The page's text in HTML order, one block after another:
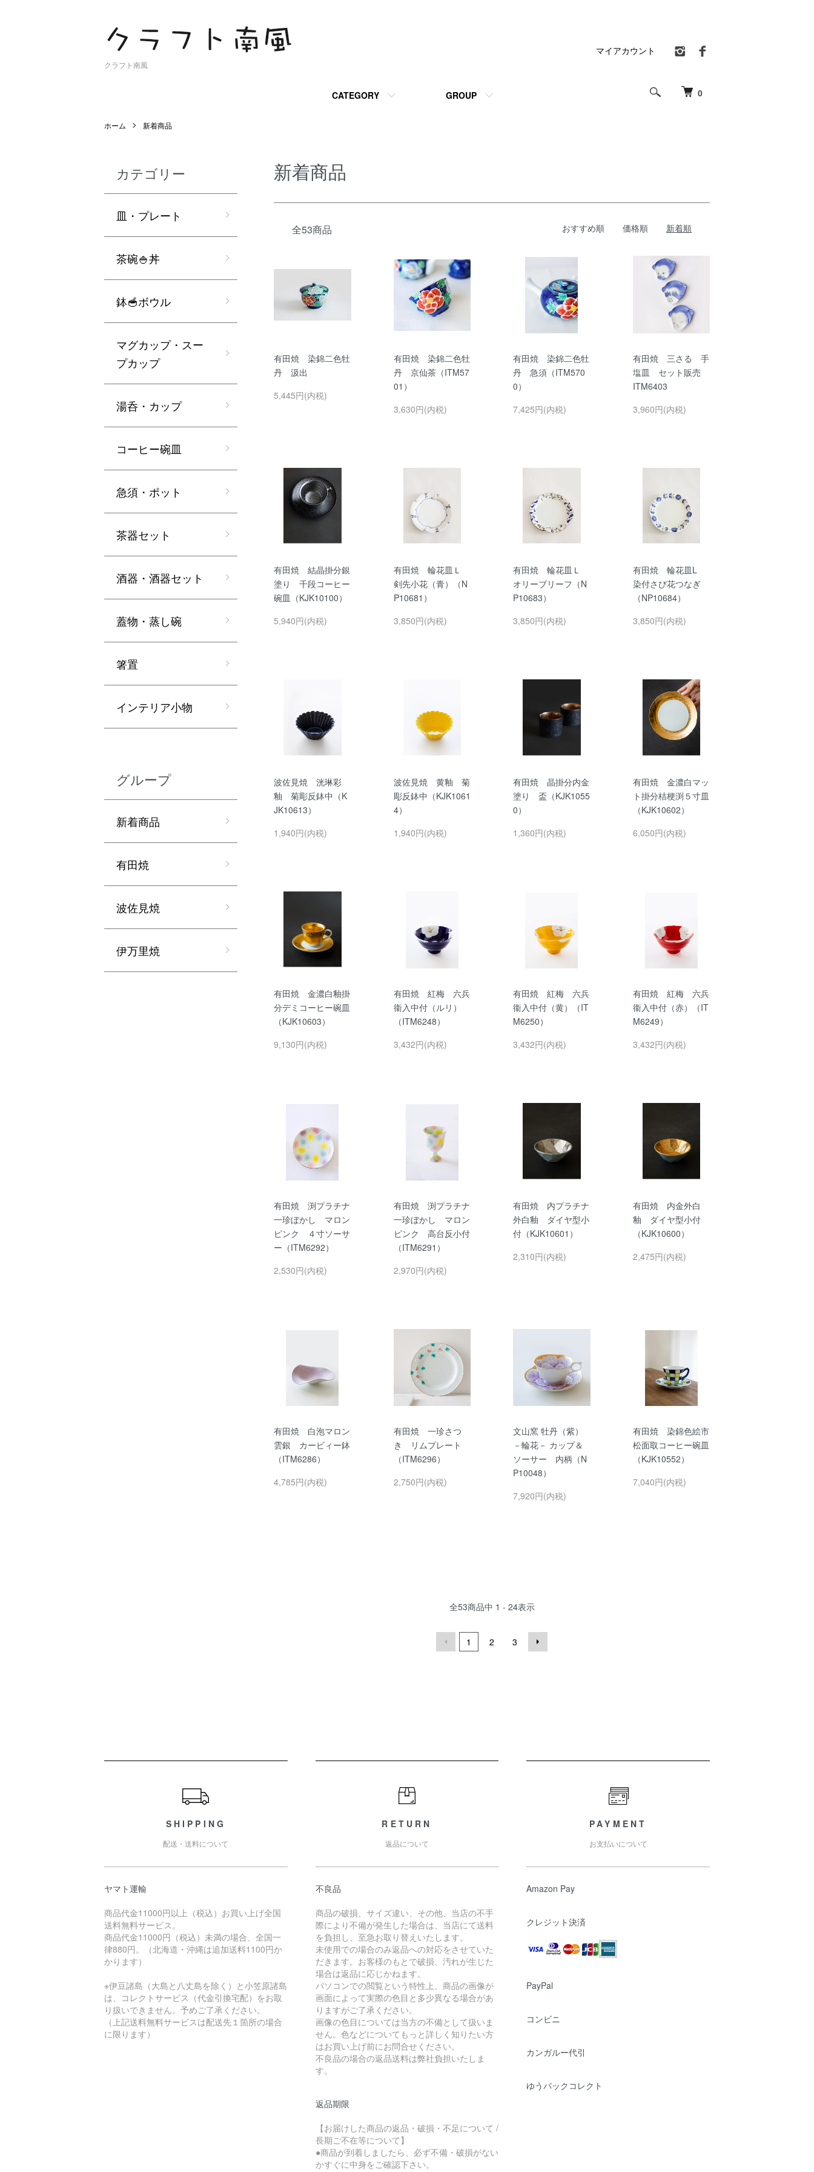
クラフト南風
0
CATEGORY GROUP
マイアカウント
ホーム 新着商品
新着商品
全53商品 おすすめ順 価格順 新着順
有田焼 染錦二色牡
丹 汲出
5,445円(内税)
有田焼 染錦二色牡
丹 京仙茶（ITM57
01）
3,630円(内税)
有田焼 染錦二色牡
丹 急須（ITM570
0）
7,425円(内税)
有田焼 三さる 手
塩皿 セット販売
ITM6403
3,960円(内税)
有田焼 結晶掛分銀
塗り 千段コーヒー
碗皿（KJK10100）
5,940円(内税)
有田焼 輪花皿Ｌ
剣先小花（青）（N
P10681）
3,850円(内税)
有田焼 輪花皿Ｌ
オリーブリーフ（N
P10683）
3,850円(内税)
有田焼 輪花皿L
染付さび花つなぎ
（NP10684）
3,850円(内税)
波佐見焼 洸琳彩
釉 菊彫反鉢中（K
JK10613）
1,940円(内税)
波佐見焼 黄釉 菊
彫反鉢中（KJK1061
4）
1,940円(内税)
有田焼 晶掛分内金
塗り 盃（KJK1055
0）
1,360円(内税)
有田焼 金濃白マッ
ト掛分桔梗渕５寸皿
（KJK10602）
6,050円(内税)
有田焼 金濃白釉掛
分デミコーヒー碗皿
（KJK10603）
9,130円(内税)
有田焼 紅梅 六兵
衞入中付（ルリ）
（ITM6248）
3,432円(内税)
有田焼 紅梅 六兵
衞入中付（黄）（IT
M6250）
3,432円(内税)
有田焼 紅梅 六兵
衞入中付（赤）（IT
M6249）
3,432円(内税)
有田焼 渕プラチナ
一珍ぼかし マロン
ピンク ４寸ソーサ
ー（ITM6292）
2,530円(内税)
有田焼 渕プラチナ
一珍ぼかし マロン
ピンク 高台反小付
（ITM6291）
2,970円(内税)
有田焼 内プラチナ
外白釉 ダイヤ型小
付（KJK10601）
2,310円(内税)
有田焼 内金外白
釉 ダイヤ型小付
（KJK10600）
2,475円(内税)
有田焼 白泡マロン
雲銀 カービィー鉢
（ITM6286）
4,785円(内税)
有田焼 一珍さつ
き リムプレート
（ITM6296）
2,750円(内税)
文山窯 牡丹（紫）
－輪花－ カップ＆
ソーサー 内柄（N
P10048）
7,920円(内税)
有田焼 染錦色絵市
松面取コーヒー碗皿
（KJK10552）
7,040円(内税)
全53商品中 1 - 24表示
1 2 3
カテゴリー
皿・プレート
茶碗🍚丼
鉢🥣ボウル
マグカップ・スー
プカップ
湯呑・カップ
コーヒー碗皿
急須・ポット
茶器セット
酒器・酒器セット
蓋物・蒸し碗
箸置
インテリア小物
グループ
新着商品
有田焼
波佐見焼
伊万里焼
SHIPPING
配送・送料について
ヤマト運輸
商品代金11000円以上（税込）お買い上げ全国
送料無料サービス。
商品代金11000円（税込）未満の場合、全国一
律880円。（北海道・沖縄は追加送料1100円か
かります）
※伊豆諸島（大島と八丈島を除く）と小笠原諸島
は、コレクトサービス（代金引換宅配）をお取
り扱いできません。予めご了承ください。
（上記送料無料サービスは配送先１箇所の場合
に限ります）
RETURN
返品について
不良品
商品の破損、サイズ違い、その他、当店の不手
際により不備が発生した場合は、当店にて送料
を負担し、至急お取り替えいたします。
未使用での場合のみ返品への対応をさせていた
だきます。お客様のもとで破損、汚れが生じた
場合は返品に応じかねます。
パソコンでの閲覧という特性上、商品の画像が
画面によって実際の色目と多少異なる場合があ
りますがご了承ください。
画像の色目については当方の不備として扱いま
せん。色などについてもっと詳しく知りたい方
はお買い上げ前にお問合せください。
不良品の場合の返品送料は弊社負担いたしま
す。
返品期限
【お届けした商品の返品・破損・不足について /
長期ご不在等について】
●商品が到着しましたら、必ず不備・破損がない
かすぐに中身をご確認下さい。
PAYMENT
お支払いについて
Amazon Pay
クレジット決済
PayPal
コンビニ
カンガルー代引
ゆうパックコレクト